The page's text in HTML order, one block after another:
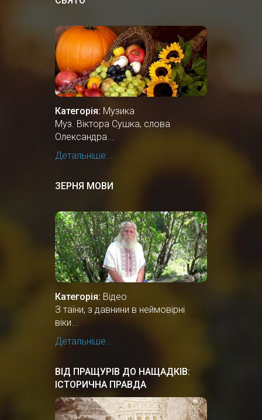
Категорія: Музика
Муз. Віктора Сушка, слова
Олександра...
Детальніше...
ЗЕРНЯ МОВИ
Категорія: Відео
З таїни, з давнини в неймовірні
віки...
Детальніше...
ВІД ПРАЩУРІВ ДО НАЩАДКІВ:
ІСТОРИЧНА ПРАВДА